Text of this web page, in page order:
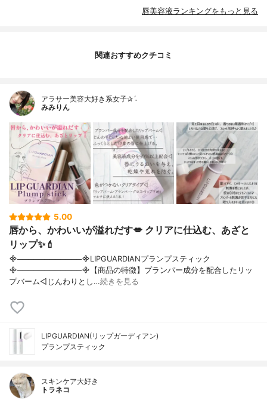
唇美容液ランキングをもっと見る
関連おすすめクチコミ
アラサー美容大好き系女子✰ˊ˗
みみりん
5.00
唇から、かわいいが溢れだす💋 クリアに仕込む、あざと
リップ✨💄
᯽────────────᯽LIPGUARDIANプランプスティック
᯽────────────᯽【商品の特徴】プランパー成分を配合したリッ
プバーム◁じんわりとし…続きを見る
LIPGUARDIAN(リップガーディアン)
プランプスティック
スキンケア大好き
トラネコ